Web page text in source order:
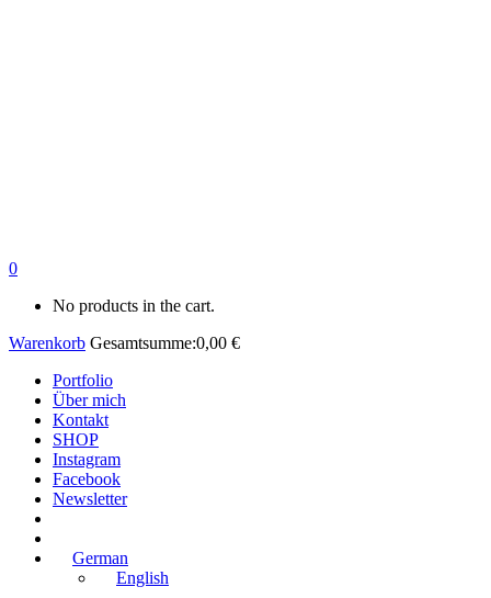
0
No products in the cart.
Warenkorb Gesamtsumme:0,00 €
Portfolio
Über mich
Kontakt
SHOP
Instagram
Facebook
Newsletter
German
English